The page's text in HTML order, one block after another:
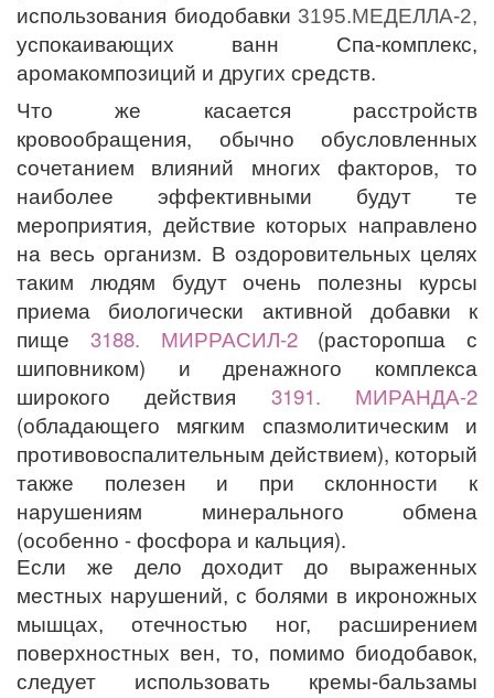
использования биодобавки 3195.МЕДЕЛЛА-2,
успокаивающих ванн Спа-комплекс,
аромакомпозиций и других средств.
Что же касается расстройств
кровообращения, обычно обусловленных
сочетанием влияний многих факторов, то
наиболее эффективными будут те
мероприятия, действие которых направлено
на весь организм. В оздоровительных целях
таким людям будут очень полезны курсы
приема биологически активной добавки к
пище
3188. МИРРАСИЛ-2
(расторопша с
шиповником) и дренажного комплекса
широкого действия
3191. МИРАНДА-2
(обладающего мягким спазмолитическим и
противовоспалительным действием), который
также полезен и при склонности к
нарушениям минерального обмена
(особенно - фосфора и кальция).
Если же дело доходит до выраженных
местных нарушений, с болями в икроножных
мышцах, отечностью ног, расширением
поверхностных вен, то, помимо биодобавок,
следует использовать кремы-бальзамы